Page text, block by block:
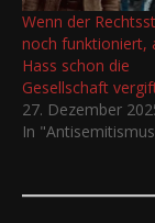
Wenn der
noch funktioniert,
Hass schon die
Gesellschaft
27. Dezember
In